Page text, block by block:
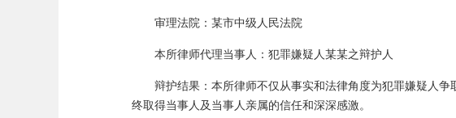
审理法院：某市中级人民法院
本所律师代理当事人：犯罪嫌疑人某某之辩护人
辩护结果：本所律师不仅从事实和法律角度为犯罪嫌疑人
终取得当事人及当事人亲属的信任和深深感激。